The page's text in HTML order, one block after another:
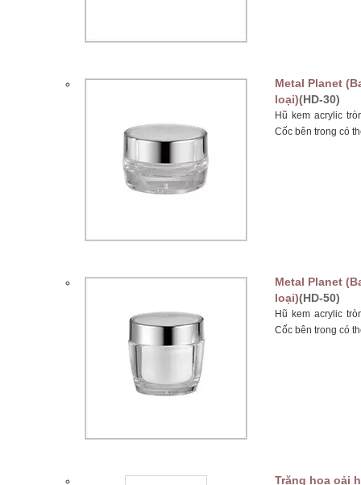
Metal Planet
loại)(HD-30)
Hũ kem acrylic
Cốc bên trong có
Metal Planet
loại)(HD-50)
Hũ kem acrylic
Cốc bên trong có
Trăng hoa oải